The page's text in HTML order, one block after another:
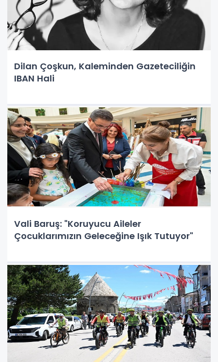
Dilan Çoşkun, Kaleminden Gazeteciliğin
IBAN Hali
Vali Baruş: "Koruyucu Aileler
Çocuklarımızın Geleceğine Işık Tutuyor"